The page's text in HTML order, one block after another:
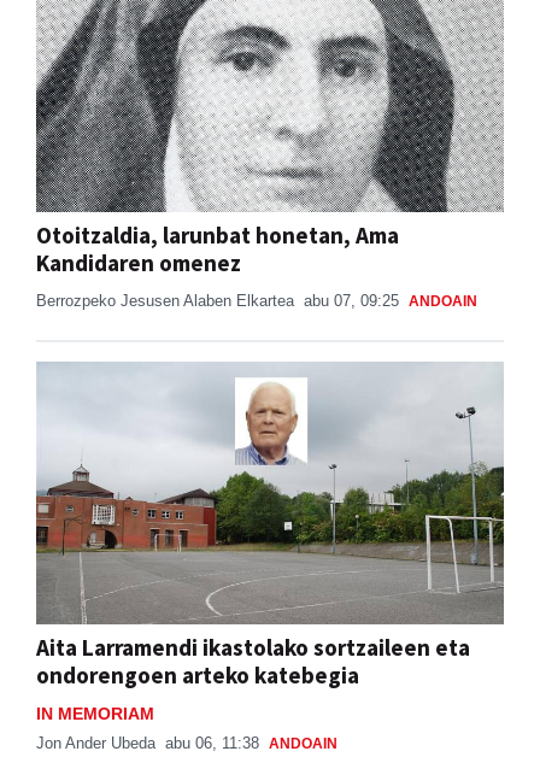
Otoitzaldia, larunbat honetan, Ama
Kandidaren omenez
Berrozpeko Jesusen Alaben Elkartea abu 07, 09:25 ANDOAIN
Aita Larramendi ikastolako sortzaileen eta
ondorengoen arteko katebegia
IN MEMORIAM
Jon Ander Ubeda abu 06, 11:38 ANDOAIN